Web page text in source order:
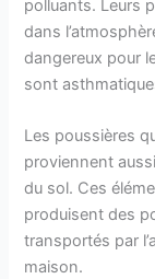
polluants. Leurs
dans
dangereux pour
sont
Les poussières
proviennent
du sol. Ces
produisent des
transportés par
maison.